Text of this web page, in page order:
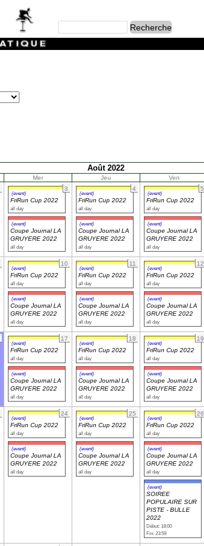
Août 2022
Mer Jeu Ven
3
(event)
FriRun Cup 2022
all day
(event)
Coupe Journal LA
GRUYERE 2022
all day
4
(event)
FriRun Cup 2022
all day
(event)
Coupe Journal LA
GRUYERE 2022
all day
5
(event)
FriRun Cup 2022
all day
(event)
Coupe Journal LA
GRUYERE 2022
all day
10
(event)
FriRun Cup 2022
all day
(event)
Coupe Journal LA
GRUYERE 2022
all day
11
(event)
FriRun Cup 2022
all day
(event)
Coupe Journal LA
GRUYERE 2022
all day
12
(event)
FriRun Cup 2022
all day
(event)
Coupe Journal LA
GRUYERE 2022
all day
17
(event)
FriRun Cup 2022
all day
(event)
Coupe Journal LA
GRUYERE 2022
all day
18
(event)
FriRun Cup 2022
all day
(event)
Coupe Journal LA
GRUYERE 2022
all day
19
(event)
FriRun Cup 2022
all day
(event)
Coupe Journal LA
GRUYERE 2022
all day
24
(event)
FriRun Cup 2022
all day
(event)
Coupe Journal LA
GRUYERE 2022
all day
25
(event)
FriRun Cup 2022
all day
(event)
Coupe Journal LA
GRUYERE 2022
all day
26
(event)
FriRun Cup 2022
all day
(event)
Coupe Journal LA
GRUYERE 2022
all day
(event)
SOIREE
POPULAIRE SUR
PISTE - BULLE
2022
Début: 18:00
Fin: 23:59